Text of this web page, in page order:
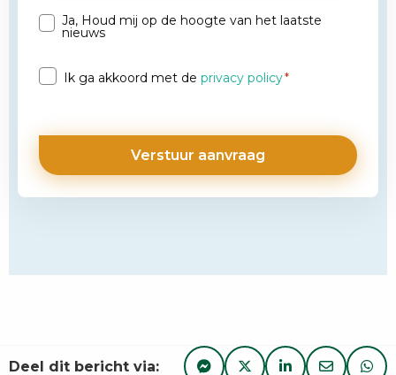
Nieuwsbrief
Ja, Houd mij op de hoogte van het laatste
nieuws
Privacy
Ik ga akkoord met de privacy policy*
Deel dit bericht via: